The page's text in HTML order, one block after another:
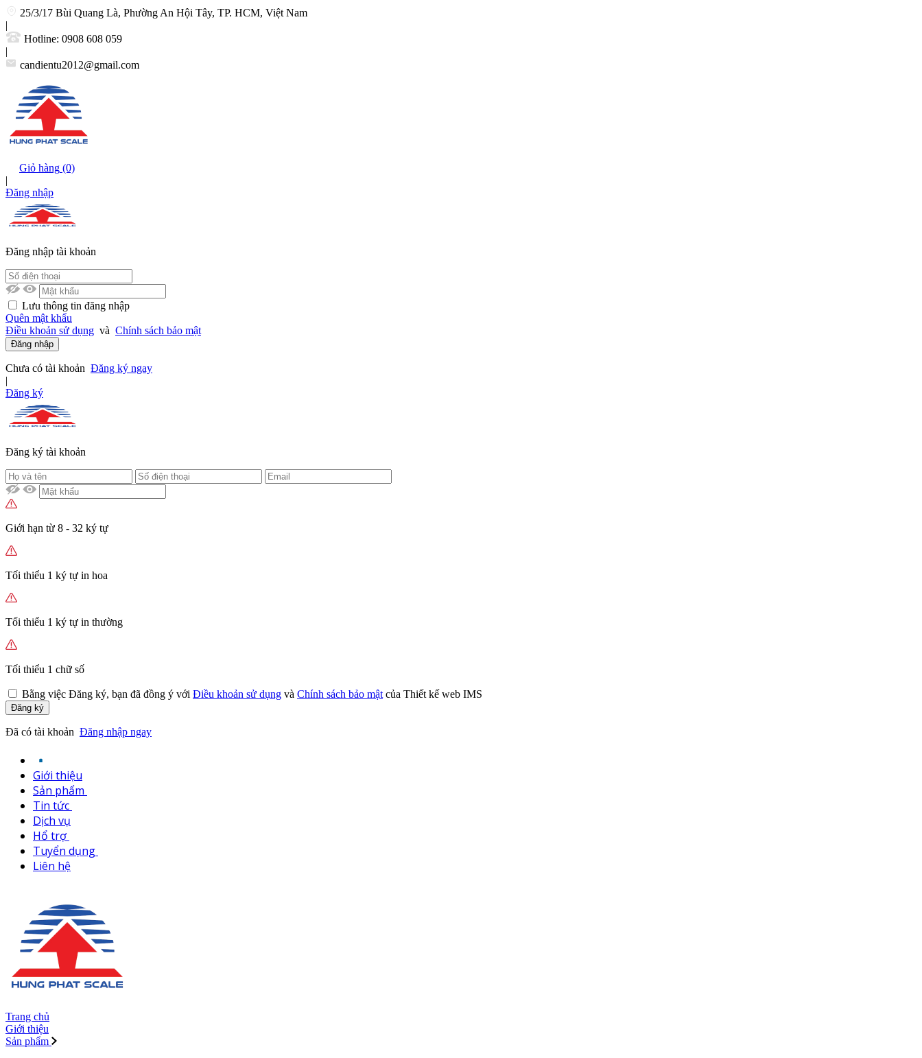
25/3/17 Bùi Quang Là, Phường An Hội Tây, TP. HCM, Việt Nam
|
Hotline: 0908 608 059
|
candientu2012@gmail.com
Giỏ hàng (0)
|
Đăng nhập
Đăng nhập tài khoản
Lưu thông tin đăng nhập
Quên mật khẩu
Điều khoản sử dụng và Chính sách bảo mật
Đăng nhập
Chưa có tài khoản Đăng ký ngay
|
Đăng ký
Đăng ký tài khoản
Giới hạn từ 8 - 32 ký tự
Tối thiểu 1 ký tự in hoa
Tối thiểu 1 ký tự in thường
Tối thiểu 1 chữ số
Bằng việc Đăng ký, bạn đã đồng ý với Điều khoản sử dụng và Chính sách bảo mật của Thiết kế web IMS
Đăng ký
Đã có tài khoản Đăng nhập ngay
Giới thiệu
Sản phẩm
Tin tức
Dịch vụ
Hổ trợ
Tuyển dụng
Liên hệ
Trang chủ
Giới thiệu
Sản phẩm